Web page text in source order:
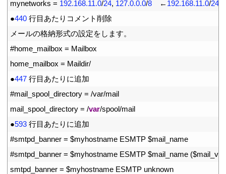
mynetworks = 192.168.11.0/24, 127.0.0.0/8 ← 192.168.11.0/24
●440 行目あたりコメント削除
メールの格納形式の設定をします。
#home_mailbox = Mailbox
home_mailbox = Maildir/
●447 行目あたりに追加
#mail_spool_directory = /var/mail
mail_spool_directory = /var/spool/mail
●593 行目あたりに追加
#smtpd_banner = $myhostname ESMTP $mail_name
#smtpd_banner = $myhostname ESMTP $mail_name
smtpd_banner = $myhostname ESMTP unknown